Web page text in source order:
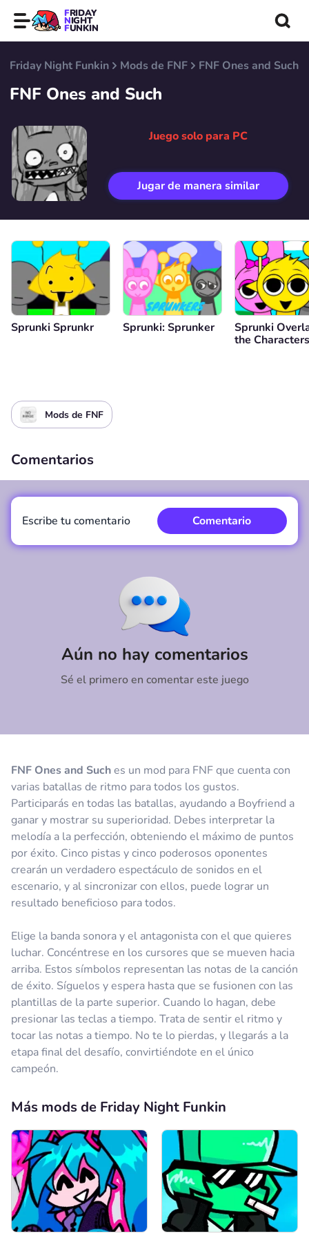
FRIDAY
NIGHT
FUNKIN
Friday Night Funkin Mods de FNF FNF Ones and Such
FNF Ones and Such
Juego solo para PC
Jugar de manera similar
Sprunki Sprunkr Sprunki: Sprunker
Sprunki
the Characters
Mods de FNF
FNF Ones and Suches un mod para FNF que cuenta con
varias batallas de ritmo para todos los gustos.
Participarás en todas las batallas, ayudando a Boyfriend a
ganar y mostrar su superioridad. Debes interpretar la
melodía a la perfección, obteniendo el máximo de puntos
por éxito. Cinco pistas y cinco poderosos oponentes
crearán un verdadero espectáculo de sonidos en el
escenario, y al sincronizar con ellos, puede lograr un
resultado beneficioso para todos.
Elige la banda sonora y el antagonista con el que quieres
luchar. Concéntrese en los cursores que se mueven hacia
arriba. Estos símbolos representan las notas de la canción
de éxito. Síguelos y espera hasta que se fusionen con las
plantillas de la parte superior. Cuando lo hagan, debe
presionar las teclas a tiempo. Trata de sentir el ritmo y
tocar las notas a tiempo. No te lo pierdas, y llegarás a la
etapa final del desafío, convirtiéndote en el único
campeón.
Comentarios
Aún no hay comentarios
Sé el primero en comentar este juego
Escribe tu comentario Comentario
Más mods de Friday Night Funkin